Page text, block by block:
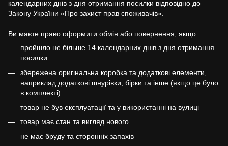
календарних днів з дня отримання посилки відповідно до
Закону України «Про захист прав споживачів».
Ви маєте право оформити обмін або повернення, якщо:
пройшло не більше 14 календарних днів з дня отримання
посилки
збережена оригінальна коробка та додаткові елементи,
наприклад додаткові шнурівки, бірки та інше (якщо це було
в комплекті)
товар не був експлуатації та у використанні на вулиці
товар має стан та вигляд нового
не має бруду та сторонніх запахів